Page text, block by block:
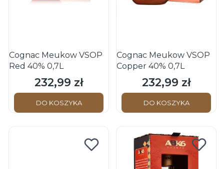
Cognac Meukow VSOP
Red 40% 0,7L
Cena
232,99 zł
DO KOSZYKA
Cognac Meukow VSOP
Copper 40% 0,7L
Cena
232,99 zł
DO KOSZYKA